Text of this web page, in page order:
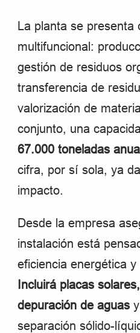
La planta se presenta
multifuncional:
gestión de residuos
transferencia de
valorización de
conjunto, una
67.000 toneladas
cifra, por sí sola, ya
impacto.
Desde la empresa
instalación está
eficiencia energética y
Incluirá placas
depuración de aguas
separación sólido-